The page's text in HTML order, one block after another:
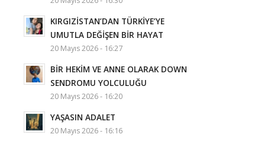
KIRGIZİSTAN’DAN TÜRKİYE’YE
UMUTLA DEĞİŞEN BİR HAYAT
20 Mayıs 2026 - 16:27
BİR HEKİM VE ANNE OLARAK DOWN
SENDROMU YOLCULUĞU
20 Mayıs 2026 - 16:20
YAŞASIN ADALET
20 Mayıs 2026 - 16:16